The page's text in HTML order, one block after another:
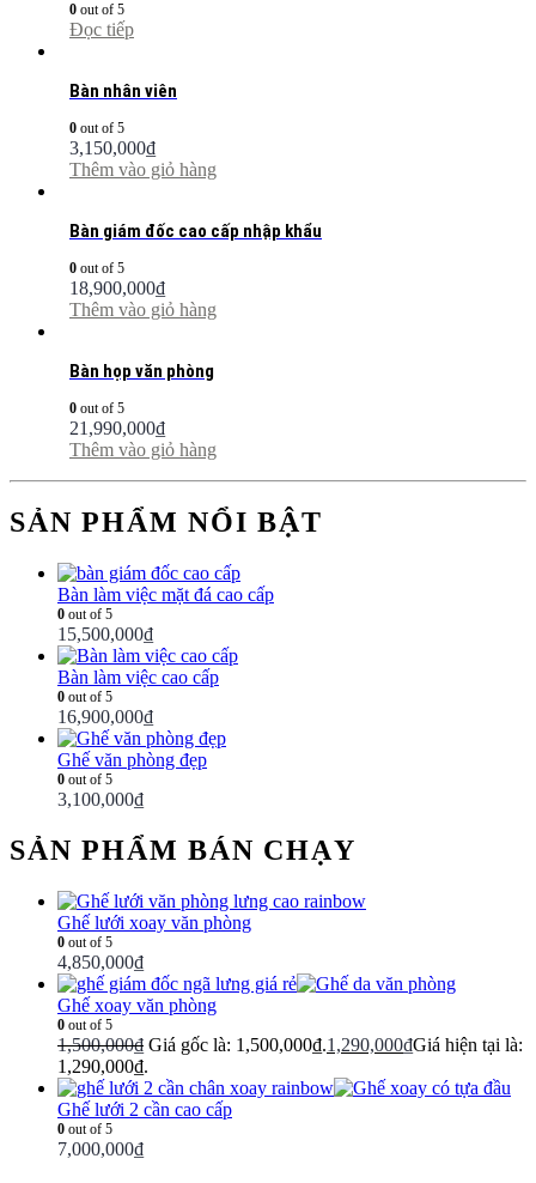
0 out of 5
Đọc tiếp
Bàn nhân viên
0 out of 5
3,150,000₫
Thêm vào giỏ hàng
Bàn giám đốc cao cấp nhập khẩu
0 out of 5
18,900,000₫
Thêm vào giỏ hàng
Bàn họp văn phòng
0 out of 5
21,990,000₫
Thêm vào giỏ hàng
SẢN PHẨM NỔI BẬT
Bàn làm việc mặt đá cao cấp
0 out of 5
15,500,000₫
Bàn làm việc cao cấp
0 out of 5
16,900,000₫
Ghế văn phòng đẹp
0 out of 5
3,100,000₫
SẢN PHẨM BÁN CHẠY
Ghế lưới xoay văn phòng
0 out of 5
4,850,000₫
Ghế xoay văn phòng
0 out of 5
1,500,000₫ Giá gốc là: 1,500,000₫.1,290,000₫Giá hiện tại là:
1,290,000₫.
Ghế lưới 2 cần cao cấp
0 out of 5
7,000,000₫